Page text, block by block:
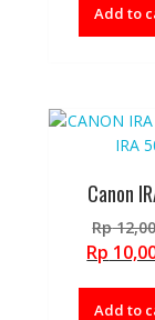
Add to
Canon
Rp
Rp
Add to